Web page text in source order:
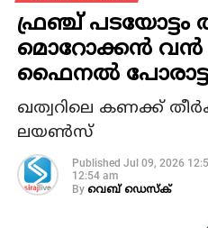
ഫ്രഞ്ച് പടയോട്ടം
മൊറോക്കൻ വൻ
ഫൈനൽ
ഖത്വറിലെ കണക്ക്
ലയൺസ്
Published Jul 09, 2026
12:54 am
By വെബ് ഡെസ്‌ക്